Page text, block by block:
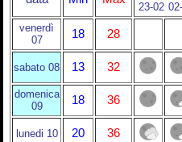
23-02
venerdì
07
18 28
sabato 08 13 32
domenica
09
18 36
lunedi 10 20 36